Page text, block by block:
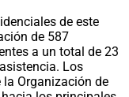
de este
de 587
a un total de 23
Los
Organización de